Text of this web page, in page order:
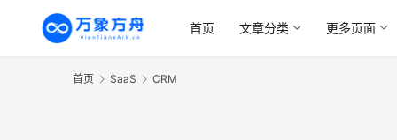
首页 文章分类 更多页面
首页 SaaS CRM